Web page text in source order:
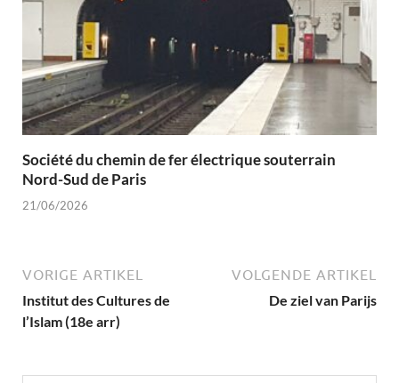
Société du chemin de fer électrique souterrain
Nord-Sud de Paris
21/06/2026
VORIGE ARTIKEL
Institut des Cultures de
l’Islam (18e arr)
VOLGENDE ARTIKEL
De ziel van Parijs